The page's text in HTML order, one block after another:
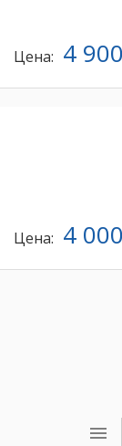
Цена: 4
Цена: 4